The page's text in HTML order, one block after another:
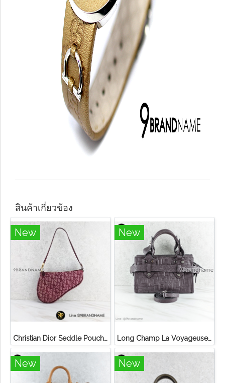
สินค้าเกี่ยวข้อง
New
Christian Dior Seddle Pouch Accessory Hand Bag
New
Long Champ La Voyageuse Bag Leather
New New